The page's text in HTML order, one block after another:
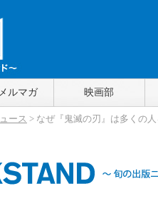
ルマガ 映画部
ース > なぜ『鬼滅の刃』は多くの